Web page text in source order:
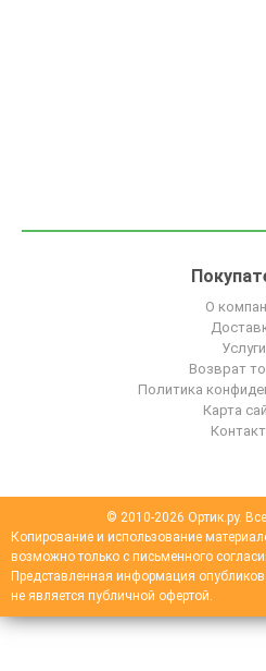
О
Услуги
Возврат
Политика
Карта
© 2010-2026 Ортик.ру.
Копирование и использование
возможно только с письменного
Представленная информация
не является публичной офертой.